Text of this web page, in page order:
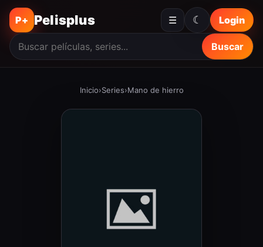
P+ Pelisplus ☰
Buscar
Login
☾
Inicio›Series›Mano de hierro